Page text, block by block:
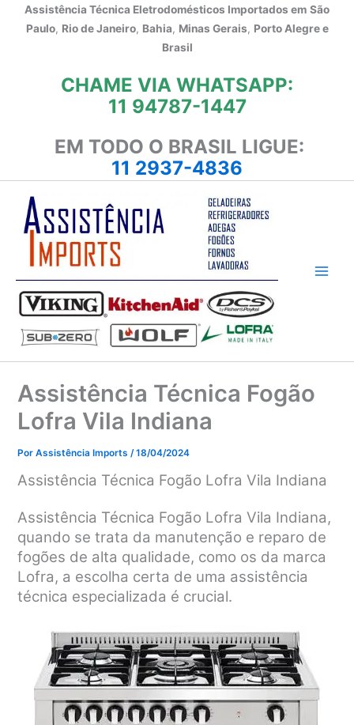
Assistência Técnica Eletrodomésticos Importados em São
Paulo, Rio de Janeiro, Bahia, Minas Gerais, Porto Alegre e
Brasil
CHAME VIA WHATSAPP:
11 94787-1447
EM TODO O BRASIL LIGUE:
11 2937-4836
Assistência Técnica Fogão
Lofra Vila Indiana
PorAssistência Imports/18/04/2024
Assistência Técnica Fogão Lofra Vila Indiana
Assistência Técnica Fogão Lofra Vila Indiana,
quando se trata da manutenção e reparo de
fogões de alta qualidade, como os da marca
Lofra, a escolha certa de uma assistência
técnica especializada é crucial.